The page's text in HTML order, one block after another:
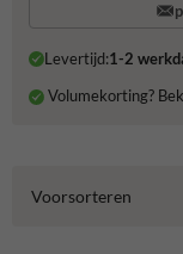
Levertijd:1-2
Volumekorting?
Voorsorteren